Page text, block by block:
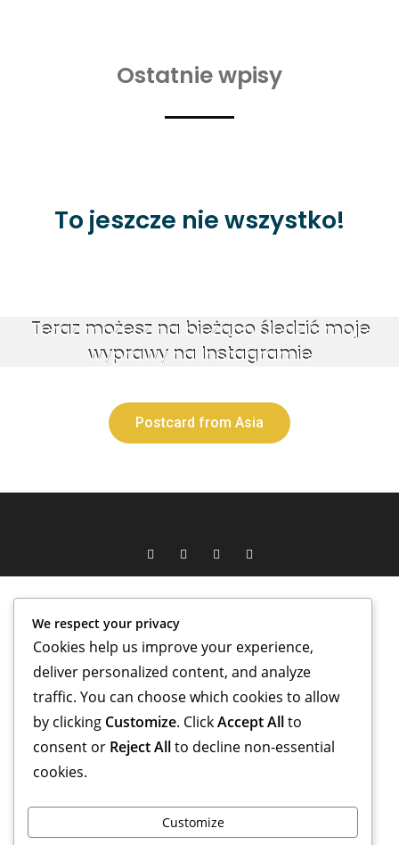
Ostatnie wpisy
To jeszcze nie wszystko!
Teraz możesz na bieżąco śledzić moje
wyprawy na Instagramie
Postcard from Asia
We respect your privacy
Cookies help us improve your experience,
deliver personalized content, and analyze
traffic. You can choose which cookies to allow
by clicking Customize. ClickAccept Allto
consent or Reject Allto decline non-essential
cookies.
Customize